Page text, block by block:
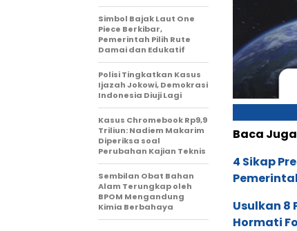
Baca
4 Sikap
Usulkan 8
Hormati
Simbol Bajak Laut One
Piece Berkibar,
Pemerintah Pilih Rute
Damai dan Edukatif
Polisi Tingkatkan Kasus
Ijazah Jokowi, Demokrasi
Indonesia Diuji Lagi
Kasus Chromebook Rp9,9
Triliun: Nadiem Makarim
Diperiksa soal
Perubahan Kajian Teknis
Sembilan Obat Bahan
Alam Terungkap oleh
BPOM Mengandung
Kimia Berbahaya